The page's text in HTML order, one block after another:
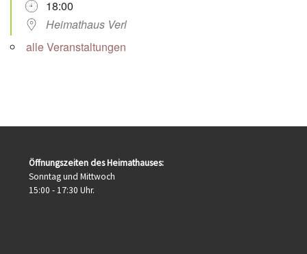
18:00
Heimathaus Verl
alle Veranstaltungen
Öffnungszeiten des Heimathauses:
Sonntag und Mittwoch
15:00 - 17:30 Uhr.